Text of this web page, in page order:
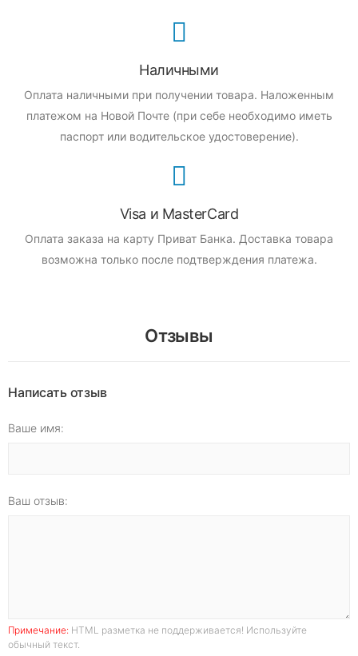
Наличными
Оплата наличными при получении товара. Наложенным
платежом на Новой Почте (при себе необходимо иметь
паспорт или водительское удостоверение).
Visa и MasterCard
Оплата заказа на карту Приват Банка. Доставка товара
возможна только после подтверждения платежа.
Отзывы
Написать отзыв
Ваше имя:
Ваш отзыв:
Примечание: HTML разметка не поддерживается! Используйте
обычный текст.